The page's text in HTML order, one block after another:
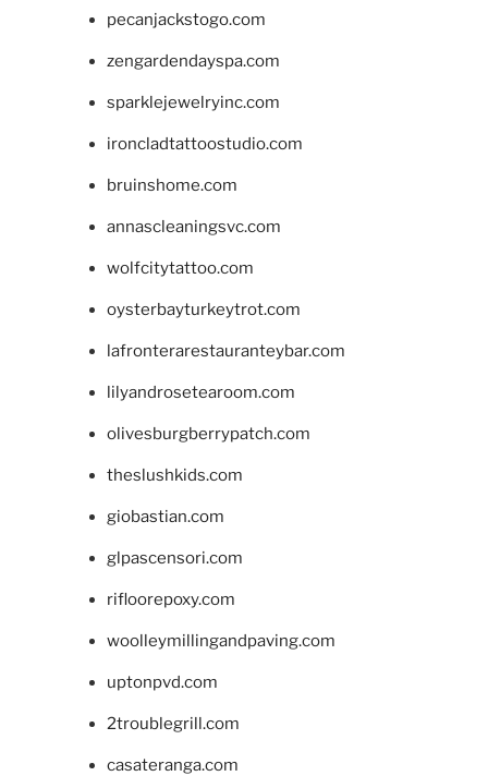
pecanjackstogo.com
zengardendayspa.com
sparklejewelryinc.com
ironcladtattoostudio.com
bruinshome.com
annascleaningsvc.com
wolfcitytattoo.com
oysterbayturkeytrot.com
lafronterarestauranteybar.com
lilyandrosetearoom.com
olivesburgberrypatch.com
theslushkids.com
giobastian.com
glpascensori.com
rifloorepoxy.com
woolleymillingandpaving.com
uptonpvd.com
2troublegrill.com
casateranga.com